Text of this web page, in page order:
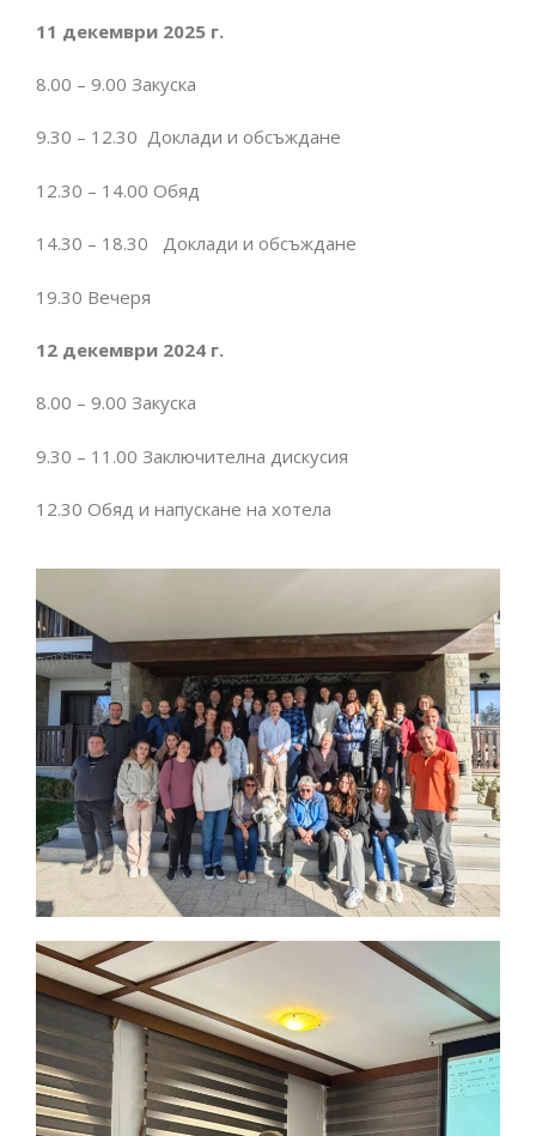
11 декември 2025 г.
8.00 – 9.00 Закуска
9.30 – 12.30 Доклади и обсъждане
12.30 – 14.00 Обяд
14.30 – 18.30 Доклади и обсъждане
19.30 Вечеря
12 декември 2024 г.
8.00 – 9.00 Закуска
9.30 – 11.00 Заключителна дискусия
12.30 Обяд и напускане на хотела